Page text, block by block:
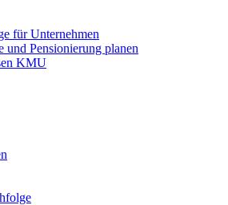
für Unternehmen
und Pensionierung planen
KMU